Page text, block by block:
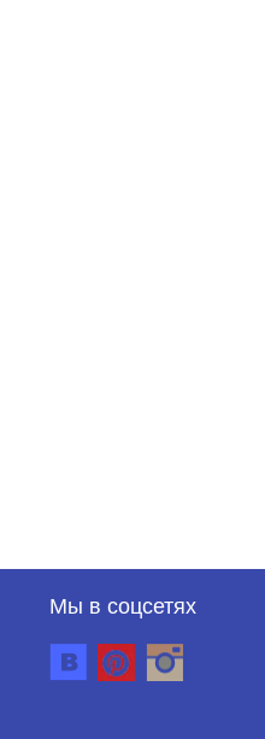
Мы в соцсетях